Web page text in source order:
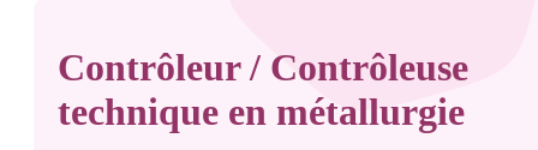
Contrôleur / Contrôleuse
technique en métallurgie